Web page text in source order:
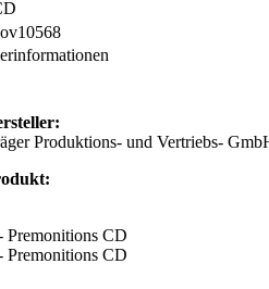
Produktions- und Vertriebs-